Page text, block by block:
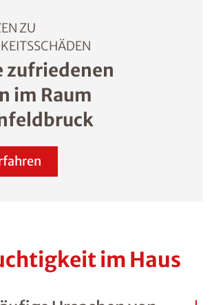
auch von innen